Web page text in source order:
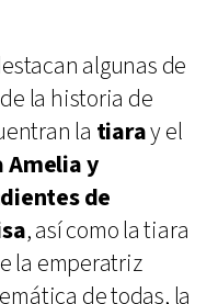
algunas de
la historia de
la tiaray el
Amelia y
de
, así como la tiara
la emperatriz
de todas, la